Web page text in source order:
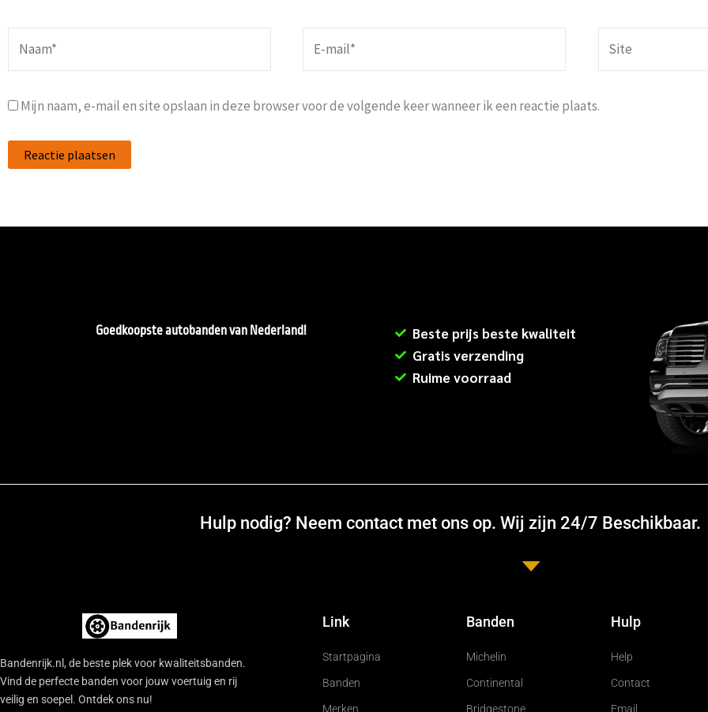
mail*
Mijn naam, e-mail en site opslaan in deze browser voor de volgende keer wanneer ik een reactie plaats.
Goedkoopste autobanden van Nederland!
Beste prijs beste kwaliteit
Gratis verzending
Ruime voorraad
Hulp nodig? Neem contact met ons op. Wij zijn 24/7 Beschikbaar.
Bandenrijk.nl, de beste plek voor kwaliteitsbanden.
Vind de perfecte banden voor jouw voertuig en rij
veilig en soepel. Ontdek ons nu!
Link
Startpagina
Banden
Merken
Banden
Michelin
Continental
Bridgestone
Hulp
Help
Contact
Email